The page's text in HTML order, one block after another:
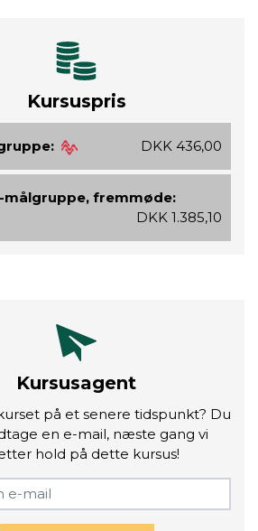
Kursuspris
DKK 436,00
målgruppe, fremmøde:
DKK 1.385,10
Kursusagent
på et senere tidspunkt? Du
en e-mail, næste gang vi
hold på dette kursus!